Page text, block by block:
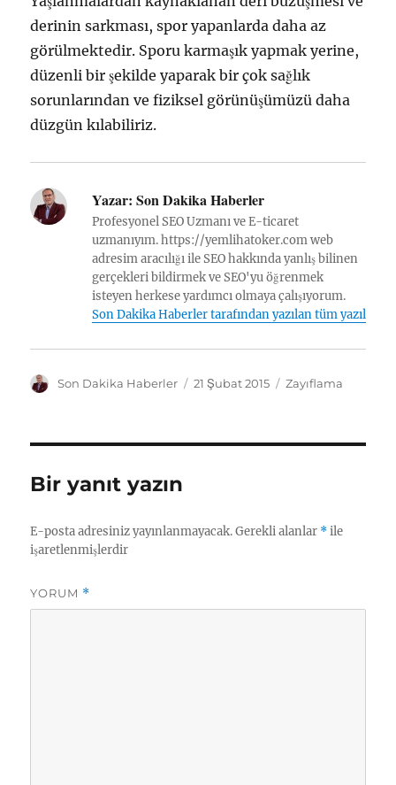
derinin sarkması, spor yapanlarda daha az
görülmektedir. Sporu karmaşık yapmak yerine,
düzenli bir şekilde yaparak bir çok sağlık
sorunlarından ve fiziksel görünüşümüzü daha
düzgün kılabiliriz.
Yazar: Son Dakika Haberler
Profesyonel SEO Uzmanı ve E-ticaret
uzmanıyım. https://yemlihatoker.com web
adresim aracılığı ile SEO hakkında yanlış bilinen
gerçekleri bildirmek ve SEO'yu öğrenmek
isteyen herkese yardımcı olmaya çalışıyorum.
Son Dakika Haberler tarafından yazılan tüm yazılar
Y
Son Dakika Haberler
Y
i
21 Şubat 2015
K
l
Zayıflama
Bir yanıt yazın
E-posta adresiniz yayınlanmayacak. Gerekli alanlar *ile
işaretlenmişlerdir
YORUM *